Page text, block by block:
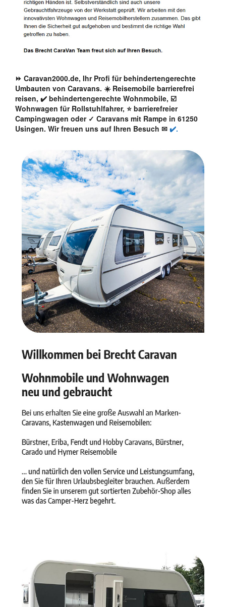
⏩ Caravan2000.de, Ihr Profi für behindertengerechte
Umbauten von Caravans. ☀️ Reisemobile barrierefrei
reisen, ✔️ behindertengerechte Wohnmobile, ☑️
Wohnwagen für Rollstuhlfahrer, ⭐ barrierefreier
Campingwagen oder ✓ Caravans mit Rampe in 61250
Usingen. Wir freuen uns auf Ihren Besuch ✉ ✔️.